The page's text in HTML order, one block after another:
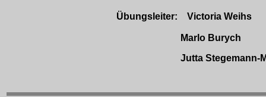
Übungsleiter: Victoria Weihs
Marlo Burych
Jutta Stegemann-